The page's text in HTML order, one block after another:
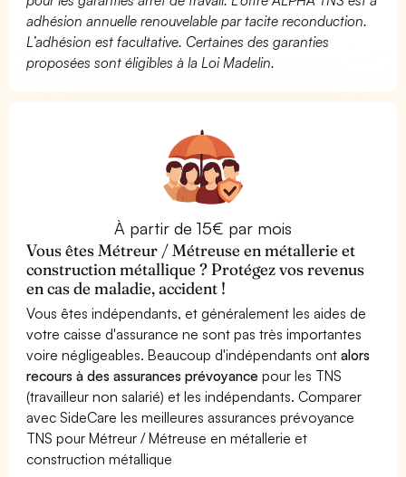
adhésion annuelle renouvelable par tacite reconduction.
L’adhésion est facultative. Certaines des garanties
proposées sont éligibles à la Loi Madelin.
À partir de 15€ par mois
Vous êtes Métreur / Métreuse en métallerie et
construction métallique ? Protégez vos revenus
en cas de maladie, accident !
Vous êtes indépendants, et généralement les aides de
votre caisse d'assurance ne sont pas très importantes
voire négligeables. Beaucoup d'indépendants ontalors
recours à des assurances prévoyance pour les TNS
(travailleur non salarié) et les indépendants. Comparer
avec SideCare les meilleures assurances prévoyance
TNS pour Métreur / Métreuse en métallerie et
construction métallique